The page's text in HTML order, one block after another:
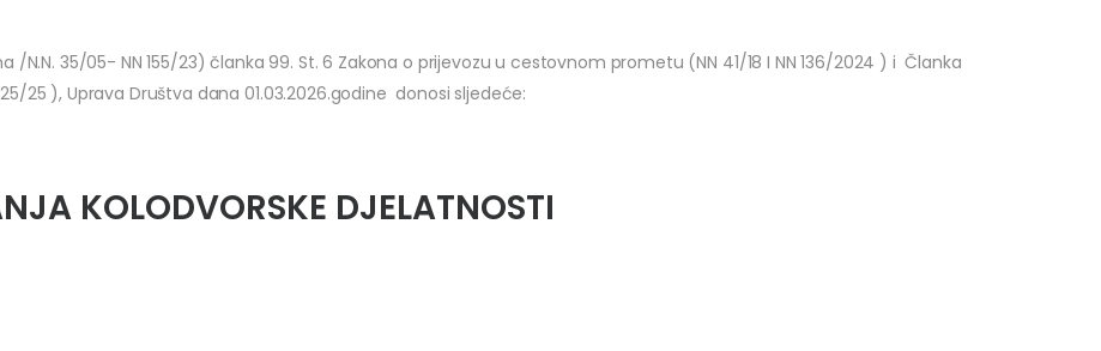
N.N. 35/05- NN 155/23) članka 99. St. 6 Zakona o prijevozu u cestovnom prometu (NN 41/18 I NN 136/2024 ) i Članka
25 ), Uprava Društva dana 01.03.2026.godine donosi sljedeće:
KOLODVORSKE DJELATNOSTI